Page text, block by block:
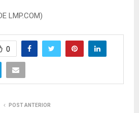
LMP.COM)
0
POST ANTERIOR